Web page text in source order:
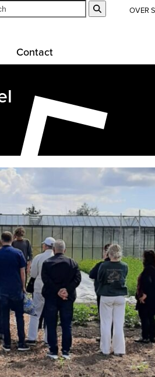
OVER
Contact